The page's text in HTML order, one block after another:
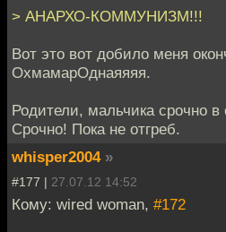
> АНАРХО-КОММУНИЗМ!!!
Вот это вот добило меня
ОхмамарОднаяяяя.
Родители, мальчика срочно
Срочно! Пока не отгреб.
whisper2004 »
#177 | 27.07.12 14:52
Кому: wired woman, #172